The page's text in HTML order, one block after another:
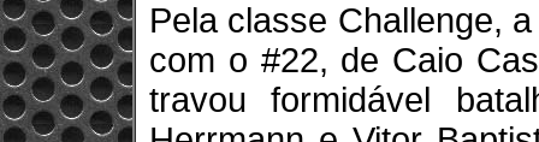
Pela classe Challenge,
com o #22, de Caio
travou formidável